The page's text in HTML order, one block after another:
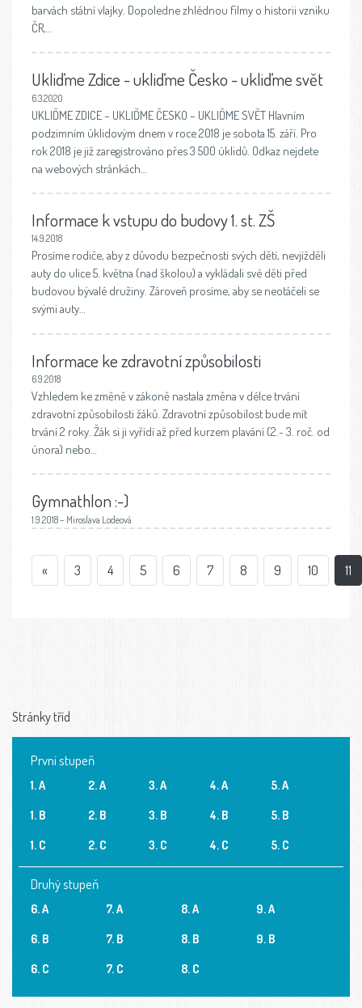
barvách státní vlajky. Dopoledne zhlédnou filmy o historii vzniku
ČR,…
Ukliďme Zdice - ukliďme Česko - ukliďme svět
6.3.2020
UKLIĎME ZDICE – UKLIĎME ČESKO – UKLIĎME SVĚT Hlavním
podzimním úklidovým dnem v roce 2018 je sobota 15. září. Pro
rok 2018 je již zaregistrováno přes 3 500 úklidů. Odkaz nejdete
na webových stránkách…
Informace k vstupu do budovy 1. st. ZŠ
14.9.2018
Prosíme rodiče, aby z důvodu bezpečnosti svých dětí, nevjížděli
auty do ulice 5. května (nad školou) a vykládali své děti před
budovou bývalé družiny. Zároveň prosíme, aby se neotáčeli se
svými auty…
Informace ke zdravotní způsobilosti
6.9.2018
Vzhledem ke změně v zákoně nastala změna v délce trvání
zdravotní způsobilosti žáků. Zdravotní způsobilost bude mít
trvání 2 roky. Žák si ji vyřídí až před kurzem plavání (2.- 3. roč. od
února) nebo…
Gymnathlon :-)
1.9.2018 – Miroslava Lodeová
« 3 4 5 6 7 8 9 10 11
Stránky tříd
První stupeň
1. A
1. B
1. C
2. A
2. B
2. C
3. A
3. B
3. C
4. A
4. B
4. C
5. A
5. B
5. C
Druhý stupeň
6. A
6. B
6. C
7. A
7. B
7. C
8. A
8. B
8. C
9. A
9. B